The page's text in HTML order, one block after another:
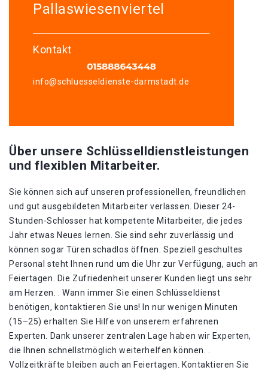
Pallaswiesenviertel
Kontakt
info@schluesseldienste-darmstadt.de
Über unsere Schlüsselldienstleistungen
und flexiblen Mitarbeiter.
Sie können sich auf unseren professionellen, freundlichen
und gut ausgebildeten Mitarbeiter verlassen. Dieser 24-
Stunden-Schlosser hat kompetente Mitarbeiter, die jedes
Jahr etwas Neues lernen. Sie sind sehr zuverlässig und
können sogar Türen schadlos öffnen. Speziell geschultes
Personal steht Ihnen rund um die Uhr zur Verfügung, auch an
Feiertagen. Die Zufriedenheit unserer Kunden liegt uns sehr
am Herzen. . Wann immer Sie einen Schlüsseldienst
benötigen, kontaktieren Sie uns! In nur wenigen Minuten
(15–25) erhalten Sie Hilfe von unserem erfahrenen
Experten. Dank unserer zentralen Lage haben wir Experten,
die Ihnen schnellstmöglich weiterhelfen können. .
Vollzeitkräfte bleiben auch an Feiertagen. Kontaktieren Sie